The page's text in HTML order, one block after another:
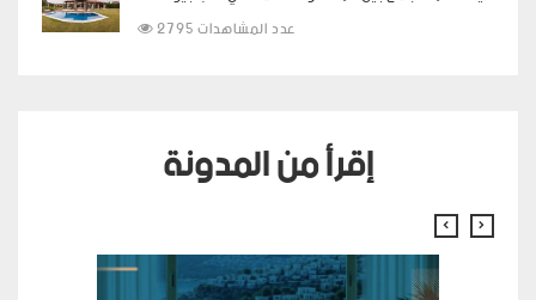
2795 عدد المشاهدات
إقرأ من المدونة